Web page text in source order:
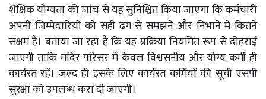
शैक्षिक योग्यता की जांच से यह सुनिश्चित किया जाएगा कि कर्मचारी
अपनी जिम्मेदारियों को सही ढंग से समझने और निभाने में कितने
सक्षम है। बताया जा रहा है कि यह प्रक्रिया नियमित रूप से दोहराई
जाएगी ताकि मंदिर परिसर में केवल विश्वसनीय और योग्य कर्मी ही
कार्यरत रहें। जल्द ही इसके लिए कार्यरत कर्मियों की सूची एसपी
सुरक्षा को उपलब्ध करा दी जाएगी।